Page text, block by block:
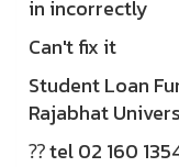
in incorrectly
Can't fix it
Student Loan
Rajabhat
⁇ ️tel 02 160